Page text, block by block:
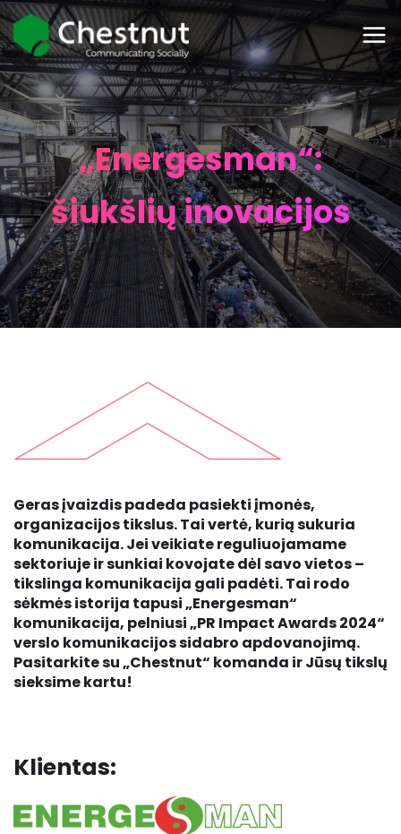
„Energesman“:
šiukšlių inovacijos
Geras įvaizdis padeda pasiekti įmonės,
organizacijos tikslus. Tai vertė, kurią sukuria
komunikacija. Jei veikiate reguliuojamame
sektoriuje ir sunkiai kovojate dėl savo vietos –
tikslinga komunikacija gali padėti. Tai rodo
sėkmės istorija tapusi „Energesman“
komunikacija, pelniusi„PR Impact Awards 2024“
verslo komunikacijos sidabro apdovanojimą.
Pasitarkite su „Chestnut“ komanda ir Jūsų tikslų
sieksime kartu!
Klientas: